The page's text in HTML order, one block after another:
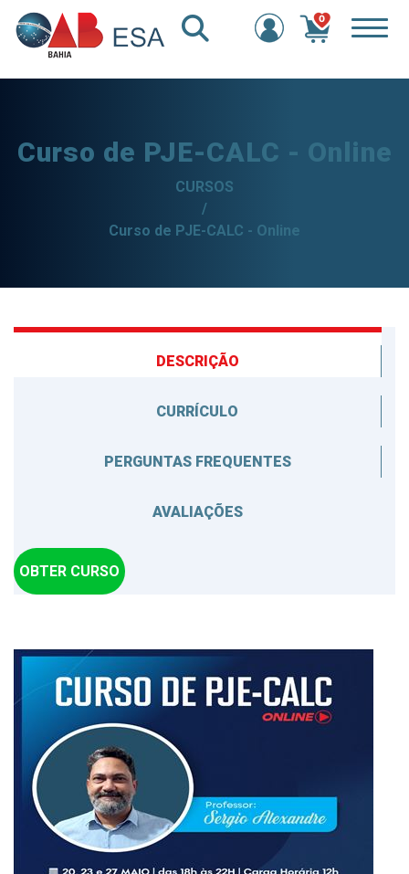
0
Curso de PJE-CALC - Online
CURSOS
/
Curso de PJE-CALC - Online
DESCRIÇÃO
CURRÍCULO
PERGUNTAS FREQUENTES
AVALIAÇÕES
OBTER CURSO